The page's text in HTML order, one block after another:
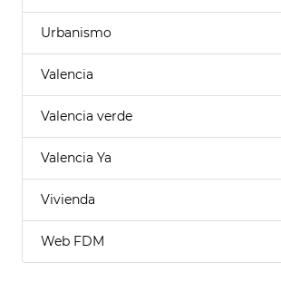
Urbanismo
Valencia
Valencia verde
Valencia Ya
Vivienda
Web FDM